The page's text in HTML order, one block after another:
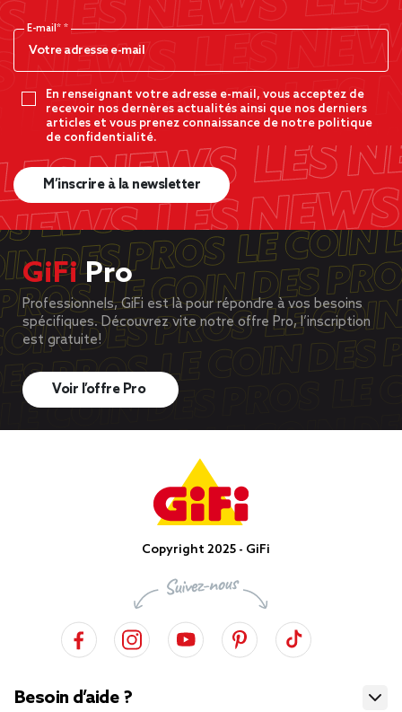
E-mail*
En renseignant votre adresse e-mail, vous acceptez de
recevoir nos dernères actualités ainsi que nos derniers
articles et vous prenez connaissance de notre politique
de confidentialité.
M’inscrire à la newsletter
GiFiPro
Professionnels, GiFi est là pour répondre à vos besoins
spécifiques. Découvrez vite notre offre Pro, l’inscription
est gratuite!
Voir l’offre Pro
Copyright 2025 - GiFi
Besoin d’aide ?